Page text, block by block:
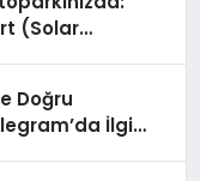
(Solar
Doğru
İlgi